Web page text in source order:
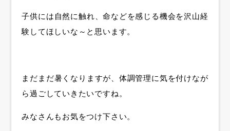
子供には自然に触れ、命などを感じる機会を沢山経
験してほしいな～と思います。
まだまだ暑くなりますが、体調管理に気を付けなが
ら過ごしていきたいですね。
みなさんもお気をつけ下さい。